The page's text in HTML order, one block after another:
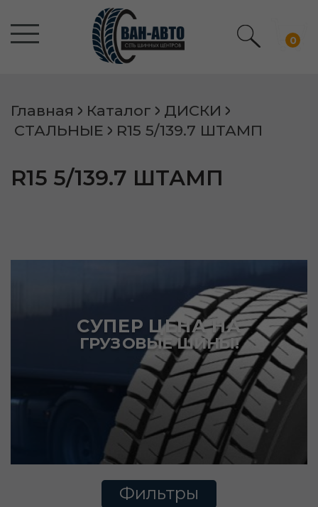
0
Главная Каталог
ДИСКИ
СТАЛЬНЫЕ
R15 5/139.7 ШТАМП
R15 5/139.7 ШТАМП
СУПЕР ЦЕНА НА
ГРУЗОВЫЕ ШИНЫ!
Фильтры